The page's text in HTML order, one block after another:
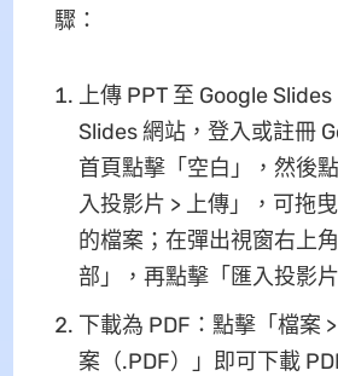
驟：
上傳 PPT 至 Google
Slides 網站，登入或註冊
首頁點擊「空白」，然後
入投影片 > 上傳」，可拖
的檔案；在彈出視窗右上
部」，再點擊「匯入投影
下載為 PDF：點擊「檔案
案（.PDF）」即可下載